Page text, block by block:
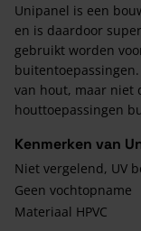
Unipanel is een
en is daardoor
gebruikt worden
van hout, maar niet
houttoepassingen
Kenmerken van
Niet vergelend, UV
Geen vochtopname
Materiaal HPVC